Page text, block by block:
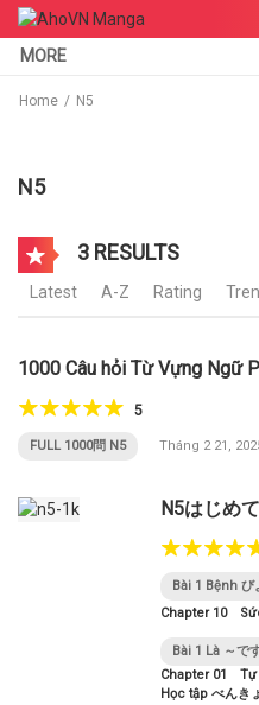
MORE
Home N5
N5
3 RESULTS
Latest A-Z Rating
1000 Câu hỏi Từ Vựng Ngữ
5
FULL 1000問 N5 Tháng 2 21,
N5はじめ
Bài 1 Bệnh
Chapter 10
Bài 1 Là ～で
Chapter 01 Tự
Học tập べんき